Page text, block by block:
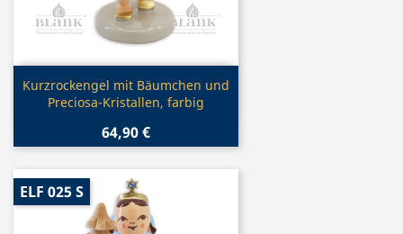
Vorschau
Kurzrockengel mit Bäumchen und
Preciosa-Kristallen, farbig
64,90 €
ELF 025 S